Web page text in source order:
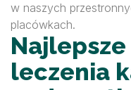
w naszych
placówkach.
leczenia